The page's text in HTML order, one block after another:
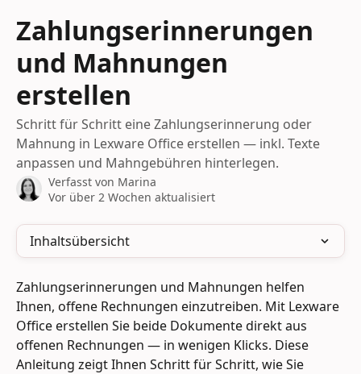
Zahlungserinnerungen
und Mahnungen
erstellen
Schritt für Schritt eine Zahlungserinnerung oder
Mahnung in Lexware Office erstellen — inkl. Texte
anpassen und Mahngebühren hinterlegen.
Verfasst von Marina
Vor über 2 Wochen aktualisiert
Inhaltsübersicht
Zahlungserinnerungen und Mahnungen helfen
Ihnen, offene Rechnungen einzutreiben. Mit Lexware
Office erstellen Sie beide Dokumente direkt aus
offenen Rechnungen — in wenigen Klicks. Diese
Anleitung zeigt Ihnen Schritt für Schritt, wie Sie